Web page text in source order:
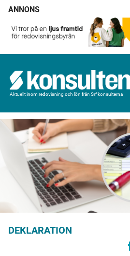
ANNONS
Aktuellt inom redovisning och lön från Srf konsulterna
DEKLARATION